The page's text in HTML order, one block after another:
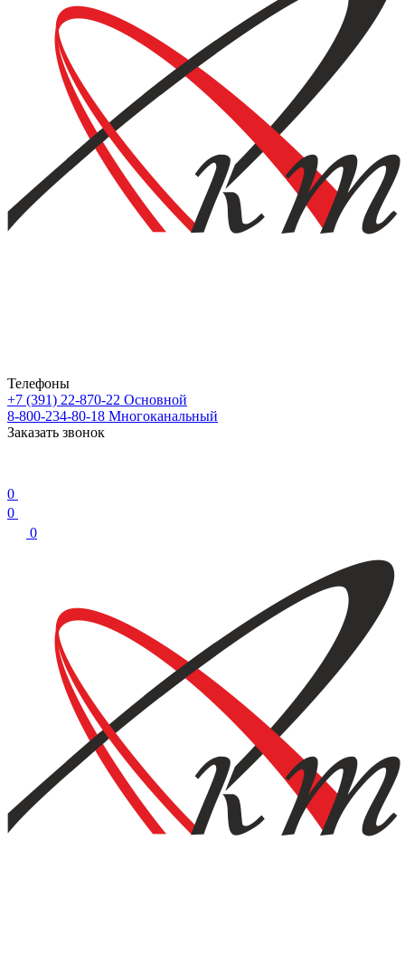
Телефоны
+7 (391) 22-870-22 Основной
8-800-234-80-18 Многоканальный
Заказать звонок
0
0
0